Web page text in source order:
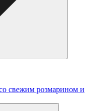
свежим розмарином и